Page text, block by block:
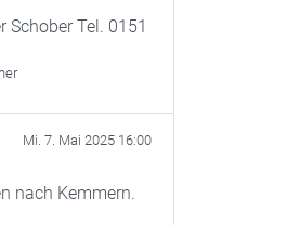
Tel. 0151
Mi. 7. Mai 2025 16:00
nach Kemmern.